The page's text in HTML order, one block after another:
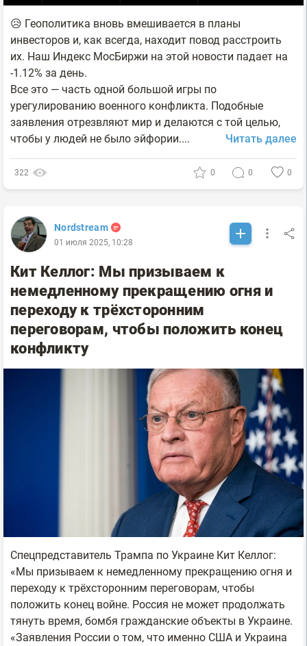
😥 Геополитика вновь вмешивается в планы
инвесторов и, как всегда, находит повод расстроить
их. Наш Индекс МосБиржи на этой новости падает на
-1.12% за день.
Все это — часть одной большой игры по
урегулированию военного конфликта. Подобные
заявления отрезвляют мир и делаются с той целью,
чтобы у людей не было эйфории....
Читать далее
322 0 0 0
Nordstream
01 июля 2025, 10:28
Кит Келлог: Мы призываем к
немедленному прекращению огня и
переходу к трёхсторонним
переговорам, чтобы положить конец
конфликту
Спецпредставитель Трампа по Украине Кит Келлог:
«Мы призываем к немедленному прекращению огня и
переходу к трёхсторонним переговорам, чтобы
положить конец войне. Россия не может продолжать
тянуть время, бомбя гражданские объекты в Украине.
«Заявления России о том, что именно США и Украина